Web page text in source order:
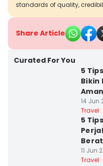
standards of quality,
Share Article
Curated For You
5
Bikin
14 Jun
Travel
5
Berat
11 Jun
Travel